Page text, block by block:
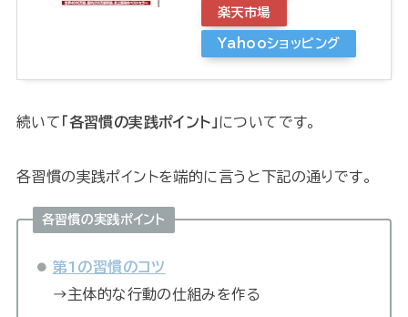
楽天市場
Yahooショッピング
続いて 「各習慣の実践ポイント」についてです。
各習慣の実践ポイントを端的に言うと下記の通りです。
各習慣の実践ポイント
第1の習慣のコツ
→主体的な行動の仕組みを作る